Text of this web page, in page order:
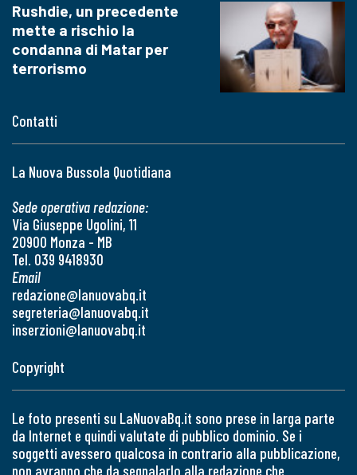
Contatti
La Nuova Bussola Quotidiana
Sede operativa redazione:
Via Giuseppe Ugolini, 11
20900 Monza - MB
Tel. 039 9418930
Email
redazione@lanuovabq.it
segreteria@lanuovabq.it
inserzioni@lanuovabq.it
Rushdie, un precedente
mette a rischio la
condanna di Matar per
terrorismo
Copyright
Le foto presenti su LaNuovaBq.it sono prese in larga parte
da Internet e quindi valutate di pubblico dominio. Se i
soggetti avessero qualcosa in contrario alla pubblicazione,
non avranno che da segnalarlo alla redazione che